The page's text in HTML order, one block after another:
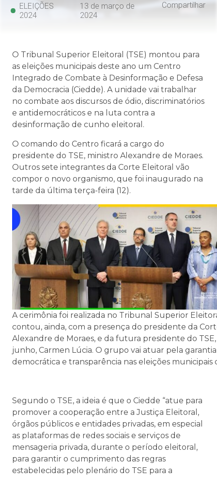
ELEIÇÕES
2024
13 de março de
2024
Compartilhar
O Tribunal Superior Eleitoral (TSE) montou para
as eleições municipais deste ano um Centro
Integrado de Combate à Desinformação e Defesa
da Democracia (Ciedde). A unidade vai trabalhar
no combate aos discursos de ódio, discriminatórios
e antidemocráticos e na luta contra a
desinformação de cunho eleitoral.
O comando do Centro ficará a cargo do
presidente do TSE, ministro Alexandre de Moraes.
Outros sete integrantes da Corte Eleitoral vão
compor o novo organismo, que foi inaugurado na
tarde da última terça-feira (12).
A cerimônia foi realizada no Tribunal Superior
contou, ainda, com a presença do presidente da
Alexandre de Moraes, e da futura presidente do
junho, Carmen Lúcia. O grupo vai atuar pela garantia
democrática e transparência nas eleições municipais
Segundo o TSE, a ideia é que o Ciedde “atue para
promover a cooperação entre a Justiça Eleitoral,
órgãos públicos e entidades privadas, em especial
as plataformas de redes sociais e serviços de
mensageria privada, durante o período eleitoral,
para garantir o cumprimento das regras
estabelecidas pelo plenário do TSE para a